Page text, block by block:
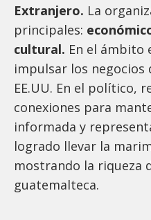
Extranjero. La
principales:
cultural. En el ámbito
impulsar los negocios
EE.UU. En el político,
conexiones para
informada y
logrado llevar la
mostrando la riqueza
guatemalteca.